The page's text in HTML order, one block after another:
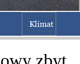
Klimat